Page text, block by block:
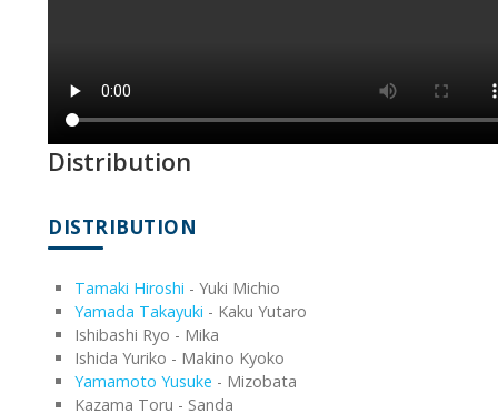
Distribution
DISTRIBUTION
Tamaki Hiroshi - Yuki Michio
Yamada Takayuki - Kaku Yutaro
Ishibashi Ryo - Mika
Ishida Yuriko - Makino Kyoko
Yamamoto Yusuke - Mizobata
Kazama Toru - Sanda